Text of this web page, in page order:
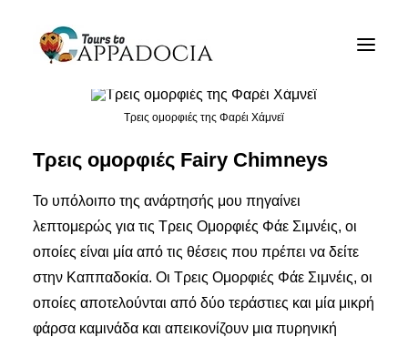
Ιδιωτικές περιηγήσεις
Cappadocia
Αεροπορικά Μπαλόνια
Καππαδοκίας
Blog
Σχετικά
Επαφή
Τρεις ομορφιές της Φαρέι Χάμνεϊ
Τρεις ομορφιές Fairy Chimneys
Το υπόλοιπο της ανάρτησής μου πηγαίνει
λεπτομερώς για τις Τρεις Ομορφιές Φάε Σιμνέις, οι
οποίες είναι μία από τις θέσεις που πρέπει να δείτε
στην Καππαδοκία. Οι Τρεις Ομορφιές Φάε Σιμνέις, οι
οποίες αποτελούνται από δύο τεράστιες και μία μικρή
φάρσα καμινάδα και απεικονίζουν μια πυρηνική